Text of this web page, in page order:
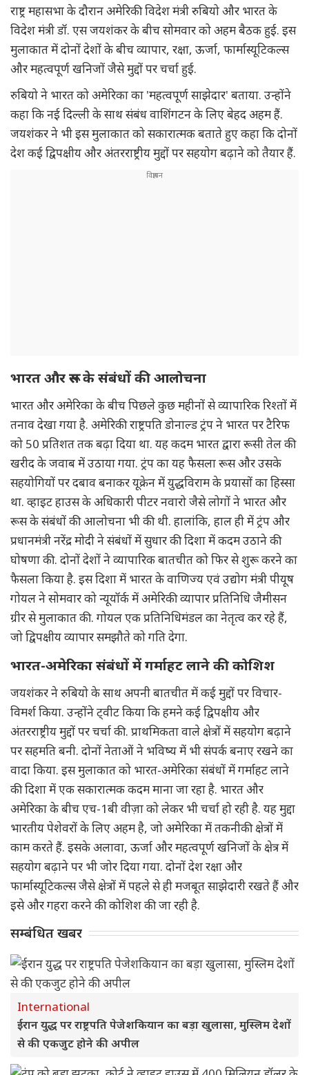
राष्ट्र महासभा के दौरान अमेरिकी विदेश मंत्री रुबियो और भारत के
विदेश मंत्री डॉ. एस जयशंकर के बीच सोमवार को अहम बैठक हुई. इस
मुलाकात में दोनों देशों के बीच व्यापार, रक्षा, ऊर्जा, फार्मास्यूटिकल्स
और महत्वपूर्ण खनिजों जैसे मुद्दों पर चर्चा हुई.
रुबियो ने भारत को अमेरिका का 'महत्वपूर्ण साझेदार' बताया. उन्होंने
कहा कि नई दिल्ली के साथ संबंध वाशिंगटन के लिए बेहद अहम हैं.
जयशंकर ने भी इस मुलाकात को सकारात्मक बताते हुए कहा कि दोनों
देश कई द्विपक्षीय और अंतरराष्ट्रीय मुद्दों पर सहयोग बढ़ाने को तैयार हैं.
भारत और रूस के संबंधों की आलोचना
भारत और अमेरिका के बीच पिछले कुछ महीनों से व्यापारिक रिश्तों में
तनाव देखा गया है. अमेरिकी राष्ट्रपति डोनाल्ड ट्रंप ने भारत पर टैरिफ
को 50 प्रतिशत तक बढ़ा दिया था. यह कदम भारत द्वारा रूसी तेल की
खरीद के जवाब में उठाया गया. ट्रंप का यह फैसला रूस और उसके
सहयोगियों पर दबाव बनाकर यूक्रेन में युद्धविराम के प्रयासों का हिस्सा
था. व्हाइट हाउस के अधिकारी पीटर नवारो जैसे लोगों ने भारत और
रूस के संबंधों की आलोचना भी की थी. हालांकि, हाल ही में ट्रंप और
प्रधानमंत्री नरेंद्र मोदी ने संबंधों में सुधार की दिशा में कदम उठाने की
घोषणा की. दोनों देशों ने व्यापारिक बातचीत को फिर से शुरू करने का
फैसला किया है. इस दिशा में भारत के वाणिज्य एवं उद्योग मंत्री पीयूष
गोयल ने सोमवार को न्यूयॉर्क में अमेरिकी व्यापार प्रतिनिधि जैमीसन
ग्रीर से मुलाकात की. गोयल एक प्रतिनिधिमंडल का नेतृत्व कर रहे हैं,
जो द्विपक्षीय व्यापार समझौते को गति देगा.
भारत-अमेरिका संबंधों में गर्माहट लाने की कोशिश
जयशंकर ने रुबियो के साथ अपनी बातचीत में कई मुद्दों पर विचार-
विमर्श किया. उन्होंने ट्वीट किया कि हमने कई द्विपक्षीय और
अंतरराष्ट्रीय मुद्दों पर चर्चा की. प्राथमिकता वाले क्षेत्रों में सहयोग बढ़ाने
पर सहमति बनी. दोनों नेताओं ने भविष्य में भी संपर्क बनाए रखने का
वादा किया. इस मुलाकात को भारत-अमेरिका संबंधों में गर्माहट लाने
की दिशा में एक सकारात्मक कदम माना जा रहा है. भारत और
अमेरिका के बीच एच-1बी वीज़ा को लेकर भी चर्चा हो रही है. यह मुद्दा
भारतीय पेशेवरों के लिए अहम है, जो अमेरिका में तकनीकी क्षेत्रों में
काम करते हैं. इसके अलावा, ऊर्जा और महत्वपूर्ण खनिजों के क्षेत्र में
सहयोग बढ़ाने पर भी जोर दिया गया. दोनों देश रक्षा और
फार्मास्यूटिकल्स जैसे क्षेत्रों में पहले से ही मजबूत साझेदारी रखते हैं और
इसे और गहरा करने की कोशिश की जा रही है.
सम्बंधित खबर
International
ईरान युद्ध पर राष्ट्रपति पेजेशकियान का बड़ा खुलासा, मुस्लिम देशों
से की एकजुट होने की अपील